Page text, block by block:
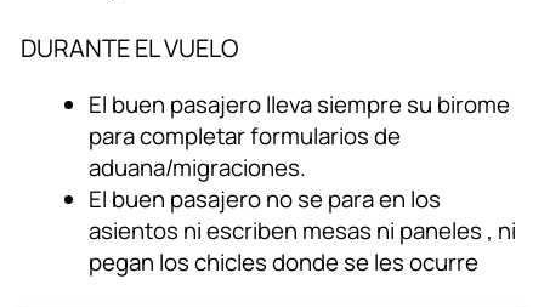
DURANTE EL VUELO
El buen pasajero lleva siempre su birome
para completar formularios de
aduana/migraciones.
El buen pasajero no se para en los
asientos ni escriben mesas ni paneles , ni
pegan los chicles donde se les ocurre